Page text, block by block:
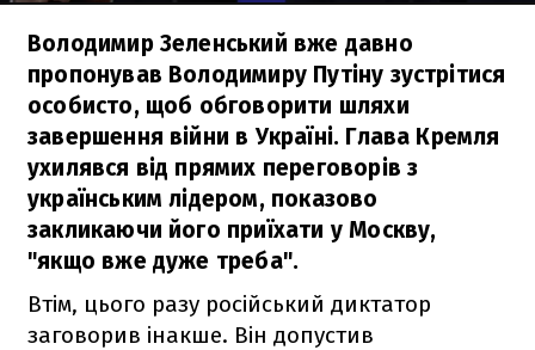
Володимир Зеленський вже давно
пропонував Володимиру Путіну зустрітися
особисто, щоб обговорити шляхи
завершення війни в Україні. Глава Кремля
ухилявся від прямих переговорів з
українським лідером, показово
закликаючи його приїхати у Москву,
"якщо вже дуже треба".
Втім, цього разу російський диктатор
заговорив інакше. Він допустив